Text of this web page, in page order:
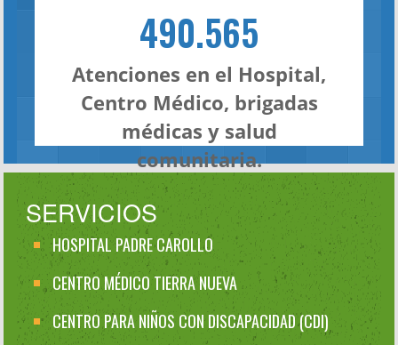
490.565
Atenciones en el Hospital,
Centro Médico, brigadas
médicas y salud
comunitaria.
SERVICIOS
HOSPITAL PADRE CAROLLO
CENTRO MÉDICO TIERRA NUEVA
CENTRO PARA NIÑOS CON DISCAPACIDAD (CDI)